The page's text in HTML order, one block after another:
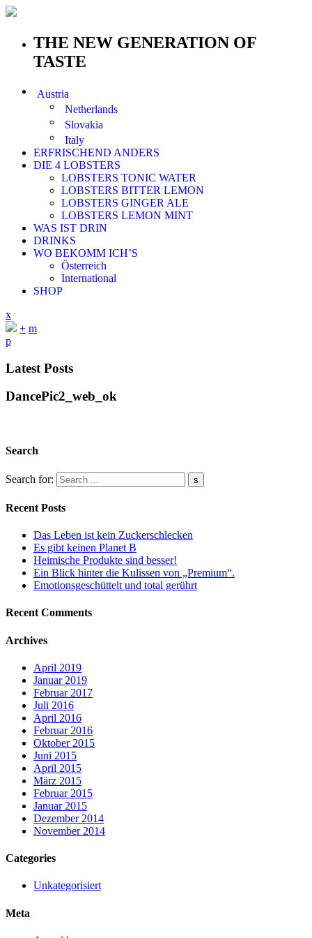
THE NEW GENERATION OF
TASTE
Austria
Netherlands
Slovakia
Italy
ERFRISCHEND ANDERS
DIE 4 LOBSTERS
LOBSTERS TONIC WATER
LOBSTERS BITTER LEMON
LOBSTERS GINGER ALE
LOBSTERS LEMON MINT
WAS IST DRIN
DRINKS
WO BEKOMM ICH’S
Österreich
International
SHOP
x
+ m
p
Latest Posts
DancePic2_web_ok
Search
Search for:
Recent Posts
Das Leben ist kein Zuckerschlecken
Es gibt keinen Planet B
Heimische Produkte sind besser!
Ein Blick hinter die Kulissen von „Premium“.
Emotionsgeschüttelt und total gerührt
Recent Comments
Archives
April 2019
Januar 2019
Februar 2017
Juli 2016
April 2016
Februar 2016
Oktober 2015
Juni 2015
April 2015
März 2015
Februar 2015
Januar 2015
Dezember 2014
November 2014
Categories
Unkategorisiert
Meta